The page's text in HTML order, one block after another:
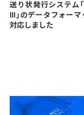
送り状発行システム
III」のデータフォーマ
対応しました